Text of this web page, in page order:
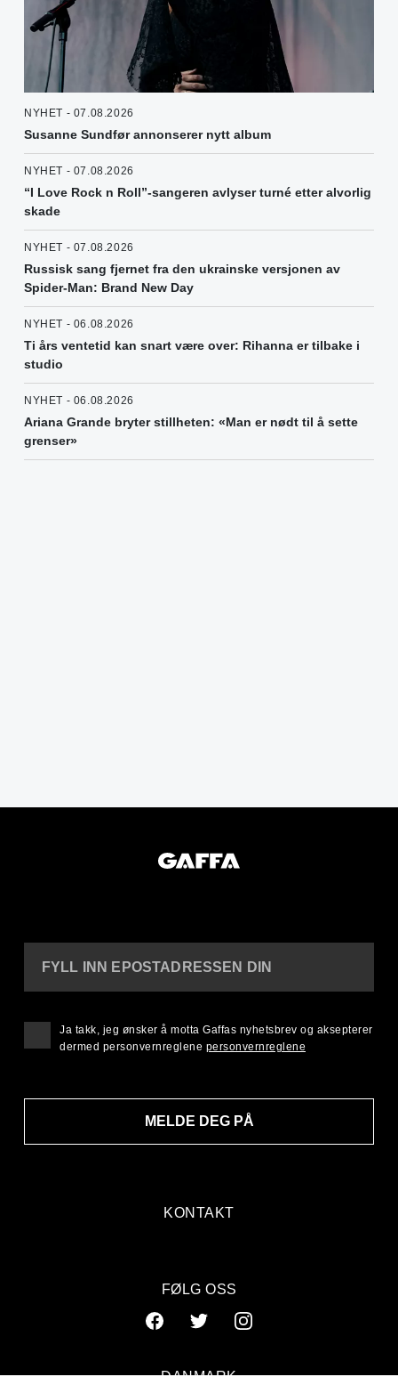
NYHET - 07.08.2026
Susanne Sundfør annonserer nytt album
NYHET - 07.08.2026
“I Love Rock n Roll”-sangeren avlyser turné etter alvorlig
skade
NYHET - 07.08.2026
Russisk sang fjernet fra den ukrainske versjonen av
Spider-Man: Brand New Day
NYHET - 06.08.2026
Ti års ventetid kan snart være over: Rihanna er tilbake i
studio
NYHET - 06.08.2026
Ariana Grande bryter stillheten: «Man er nødt til å sette
grenser»
KONTAKT
FYLL INN EPOSTADRESSEN DIN
MELDE DEG PÅ
Ja takk, jeg ønsker å motta Gaffas nyhetsbrev og aksepterer
dermed personvernreglene personvernreglene
FØLG OSS
DANMARK